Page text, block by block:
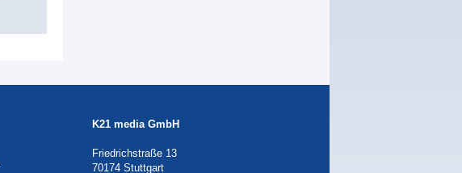
K21 media GmbH
Friedrichstraße 13
70174 Stuttgart